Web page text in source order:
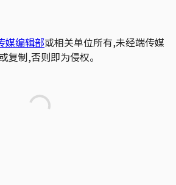
媒编辑部或相关单位所有,未经端传媒
复制,否则即为侵权。